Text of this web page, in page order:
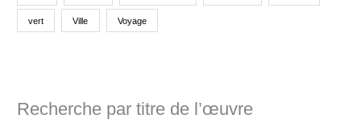
vert Ville Voyage
Recherche par titre de l’œuvre